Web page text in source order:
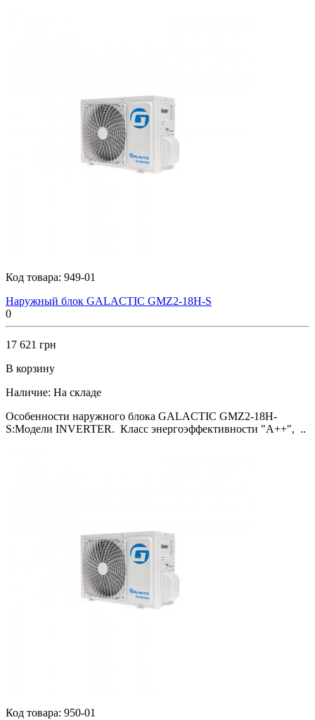
Код товара: 949-01
Наружный блок GALACTIC GMZ2-18H-S
0
17 621 грн
В корзину
Наличие: На складе
Особенности наружного блока GALACTIC GMZ2-18H-
S:Модели INVERTER. Класс энергоэффективности "А++", ..
Код товара: 950-01